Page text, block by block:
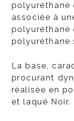
polyuréthane
associée à
polyuréthane
polyuréthane
La base,
procurant
réalisée en
et laqué Noir.